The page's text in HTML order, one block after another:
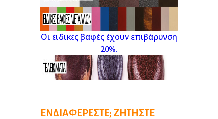
Οι ειδικές βαφές έχουν επιβάρυνση
20%.
ΕΝΔΙΑΦΈΡΕΣΤΕ; ΖΗΤΉΣΤΕ